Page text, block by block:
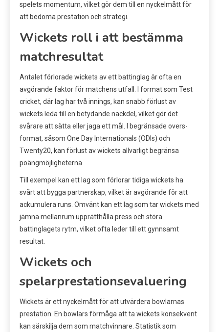
spelets momentum, vilket gör dem till en nyckelmått för
att bedöma prestation och strategi.
Wickets roll i att bestämma
matchresultat
Antalet förlorade wickets av ett battinglag är ofta en
avgörande faktor för matchens utfall. I format som Test
cricket, där lag har två innings, kan snabb förlust av
wickets leda till en betydande nackdel, vilket gör det
svårare att sätta eller jaga ett mål. I begränsade overs-
format, såsom One Day Internationals (ODIs) och
Twenty20, kan förlust av wickets allvarligt begränsa
poängmöjligheterna.
Till exempel kan ett lag som förlorar tidiga wickets ha
svårt att bygga partnerskap, vilket är avgörande för att
ackumulera runs. Omvänt kan ett lag som tar wickets med
jämna mellanrum upprätthålla press och störa
battinglagets rytm, vilket ofta leder till ett gynnsamt
resultat.
Wickets och
spelarprestationsevaluering
Wickets är ett nyckelmått för att utvärdera bowlarnas
prestation. En bowlars förmåga att ta wickets konsekvent
kan särskilja dem som matchvinnare. Statistik som